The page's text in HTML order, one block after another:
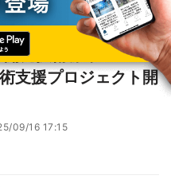
」を策定し、技術支援プロジェク
発技術標準
支援プロジェクト開
09/16 17:15